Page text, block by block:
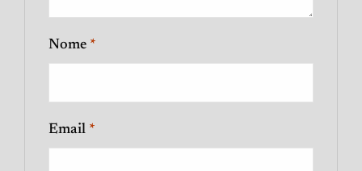
Nome *
Email *